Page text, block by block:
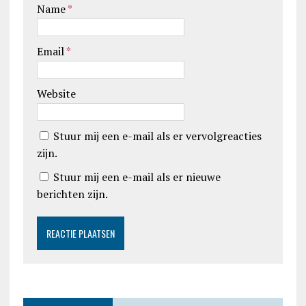
Name*
Email*
Website
Stuur mij een e-mail als er vervolgreacties
zijn.
Stuur mij een e-mail als er nieuwe
berichten zijn.